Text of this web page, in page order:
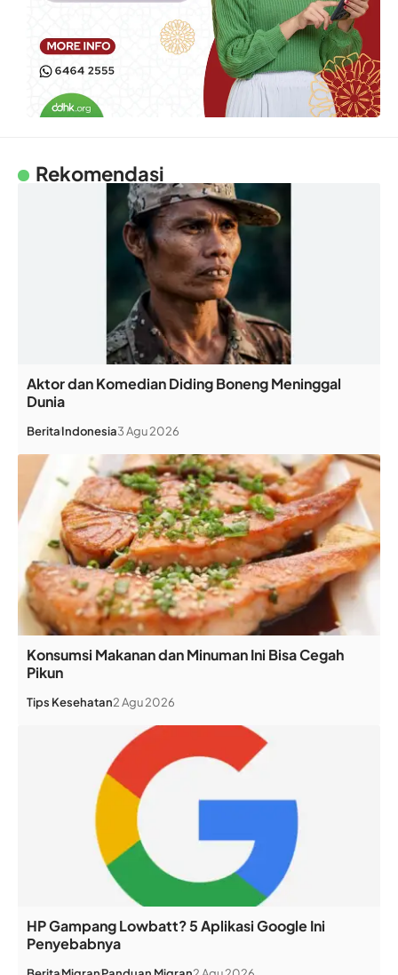
Rekomendasi
Aktor dan Komedian Diding Boneng Meninggal
Dunia
BeritaIndonesia3 Agu 2026
Konsumsi Makanan dan Minuman Ini Bisa Cegah
Pikun
Tips Kesehatan2 Agu 2026
HP Gampang Lowbatt? 5 Aplikasi Google Ini
Penyebabnya